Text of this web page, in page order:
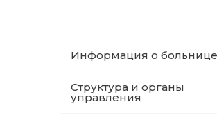
Информация о больнице
Структура и органы
управления